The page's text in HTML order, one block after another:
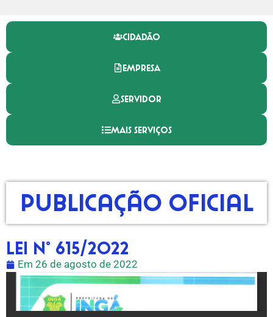
CIDADÃO
EMPRESA
SERVIDOR
MAIS SERVIÇOS
Publicação Oficial
LEI N° 615/2022
Em 26 de agosto de 2022